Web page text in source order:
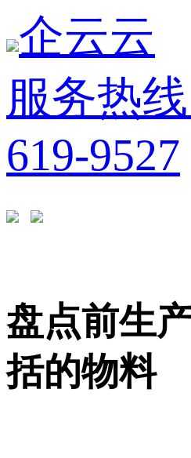
企云云
服务热
619-9527
盘点前生
括的物料